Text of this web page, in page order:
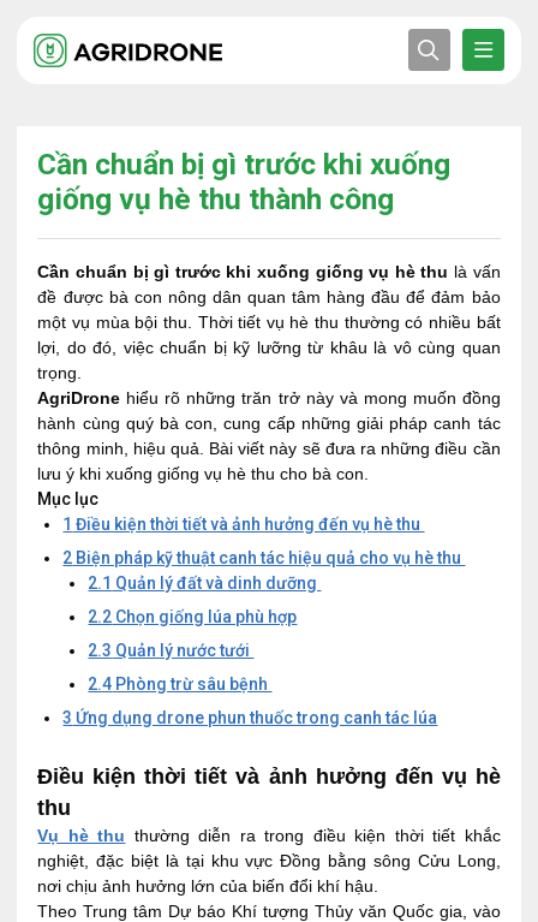
Cần chuẩn bị gì trước khi xuống
giống vụ hè thu thành công
Cần chuẩn bị gì trước khi xuống giống vụ hè thu là vấn
đề được bà con nông dân quan tâm hàng đầu để đảm bảo
một vụ mùa bội thu. Thời tiết vụ hè thu thường có nhiều bất
lợi, do đó, việc chuẩn bị kỹ lưỡng từ khâu là vô cùng quan
trọng.
AgriDrone hiểu rõ những trăn trở này và mong muốn đồng
hành cùng quý bà con, cung cấp những giải pháp canh tác
thông minh, hiệu quả. Bài viết này sẽ đưa ra những điều cần
lưu ý khi xuống giống vụ hè thu cho bà con.
Mục lục
1 Điều kiện thời tiết và ảnh hưởng đến vụ hè thu
2 Biện pháp kỹ thuật canh tác hiệu quả cho vụ hè thu
2.1 Quản lý đất và dinh dưỡng
2.2 Chọn giống lúa phù hợp
2.3 Quản lý nước tưới
2.4 Phòng trừ sâu bệnh
3 Ứng dụng drone phun thuốc trong canh tác lúa
Điều kiện thời tiết và ảnh hưởng đến vụ hè
thu
Vụ hè thu thường diễn ra trong điều kiện thời tiết khắc
nghiệt, đặc biệt là tại khu vực Đồng bằng sông Cửu Long,
nơi chịu ảnh hưởng lớn của biến đổi khí hậu.
Theo Trung tâm Dự báo Khí tượng Thủy văn Quốc gia, vào